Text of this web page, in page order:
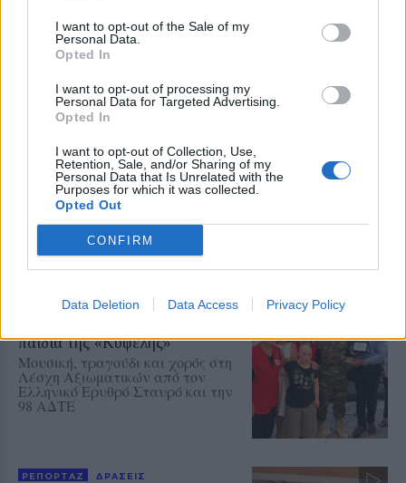
I want to opt-out of the Sale of my
Personal Data.
Opted In
I want to opt-out of processing my
Personal Data for Targeted Advertising.
Opted In
I want to opt-out of Collection, Use,
Retention, Sale, and/or Sharing of my
Personal Data that Is Unrelated with the
Purposes for which it was collected.
Opted Out
CONFIRM
Data Deletion Data Access Privacy Policy
αναζήτησης
Add stonisi.gr on Google ↗
ΣΤΗΝ ΙΔΙΑ ΚΑΤΗΓΟΡΙΑ
ΔΡΑΣΕΙΣ
παιδιά της «Κυψέλης»
Μουσική, τραγούδι και χορός στη
Λέσχη Αξιωματικών από τον
Ελληνικό Ερυθρό Σταυρό και την
98 ΑΔΤΕ
ΡΕΠΟΡΤΑΖ ΔΡΑΣΕΙΣ